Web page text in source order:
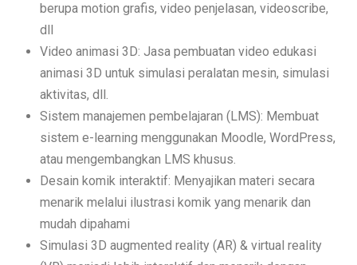
berupa motion grafis, video penjelasan, videoscribe,
dll
Video animasi 3D: Jasa pembuatan video edukasi
animasi 3D untuk simulasi peralatan mesin, simulasi
aktivitas, dll.
Sistem manajemen pembelajaran (LMS): Membuat
sistem e-learning menggunakan Moodle, WordPress,
atau mengembangkan LMS khusus.
Desain komik interaktif: Menyajikan materi secara
menarik melalui ilustrasi komik yang menarik dan
mudah dipahami
Simulasi 3D augmented reality (AR) & virtual reality